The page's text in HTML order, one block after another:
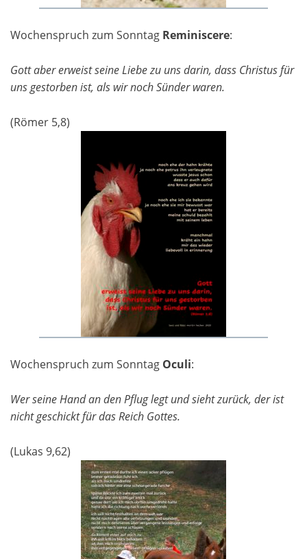
Wochenspruch zum Sonntag Reminiscere:
Gott aber erweist seine Liebe zu uns darin, dass Christus für
uns gestorben ist, als wir noch Sünder waren.
(Römer 5,8)
Wochenspruch zum Sonntag Oculi:
Wer seine Hand an den Pflug legt und sieht zurück, der ist
nicht geschickt für das Reich Gottes.
(Lukas 9,62)